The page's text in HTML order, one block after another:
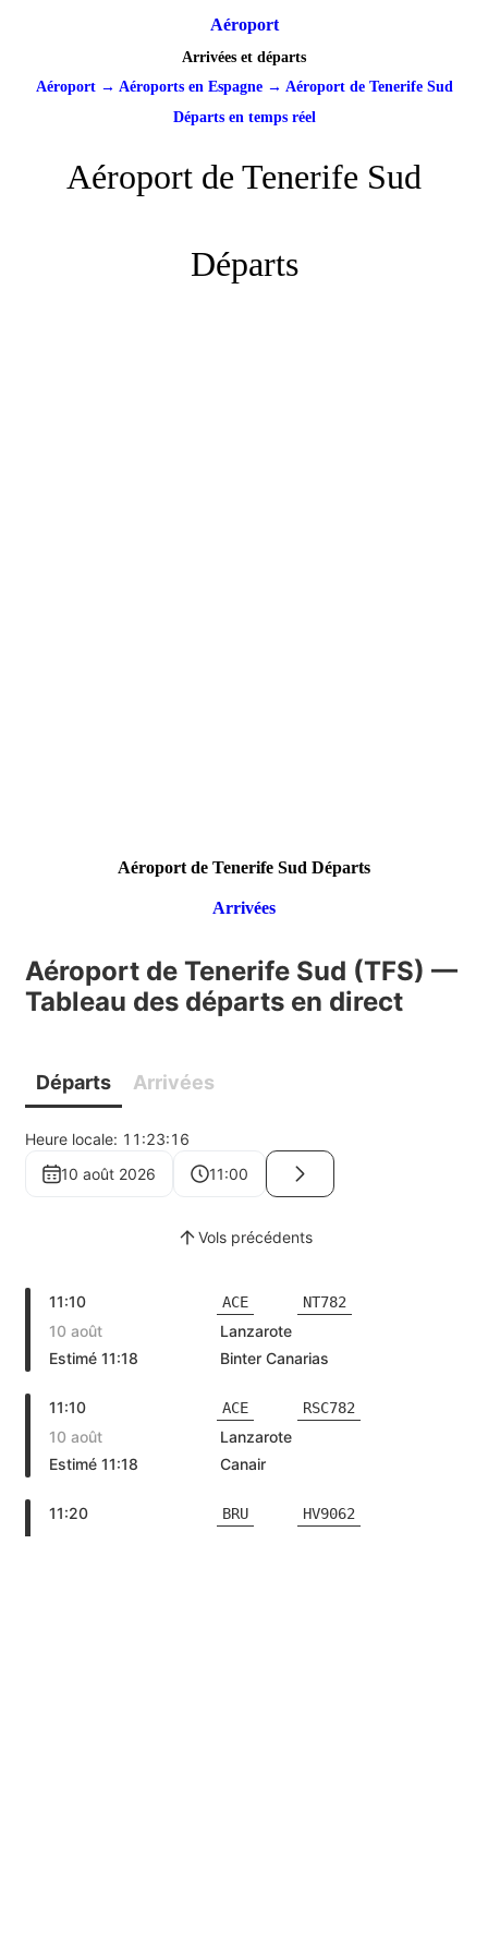
Aéroport
Arrivées et départs
Aéroport→ Aéroports en Espagne→ Aéroport de Tenerife Sud
Départs en temps réel
Aéroport de Tenerife Sud
Départs
Aéroport de Tenerife Sud Départs
Arrivées